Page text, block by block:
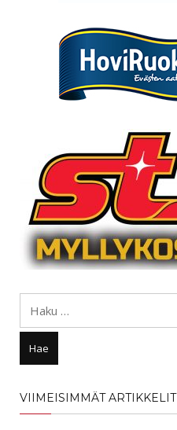
VIIMEISIMMÄT ARTIKKELIT